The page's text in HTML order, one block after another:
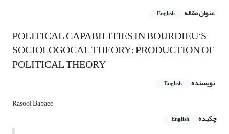
عنوان مقاله English
POLITICAL CAPABILITIES IN BOURDIEU’S
SOCIOLOGOCAL THEORY: PRODUCTION OF
POLITICAL THEORY
نویسنده English
Rasool Babaee
چکیده
English